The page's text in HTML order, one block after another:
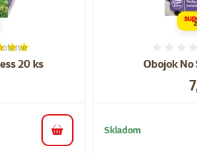
20 ks
100%, počet hodnotení: 2
do košíka
Obojok No
Skladom